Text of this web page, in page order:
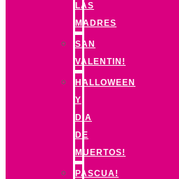
LAS
MADRES
SAN
VALENTIN!
HALLOWEEN
Y
DIA
DE
MUERTOS!
PASCUA!